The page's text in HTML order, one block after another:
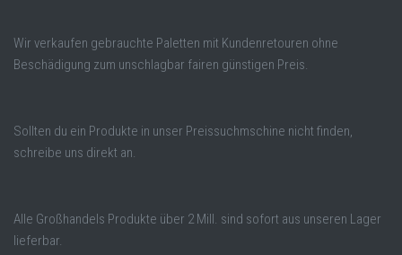
Wir verkaufen gebrauchte Paletten mit Kundenretouren ohne
Beschädigung zum unschlagbar fairen günstigen Preis.
Sollten du ein Produkte in unser Preissuchmschine nicht finden,
schreibe uns direkt an.
Alle Großhandels Produkte über 2 Mill. sind sofort aus unseren Lager
lieferbar.